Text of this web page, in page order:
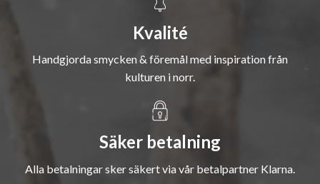
Kvalité
Handgjorda smycken & föremål med inspiration från
kulturen i norr.
Säker betalning
Alla betalningar sker säkert via vår betalpartner Klarna.